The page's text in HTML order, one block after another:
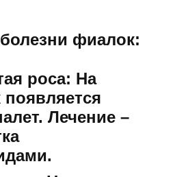
фиалок:
роса: На
появляется
Лечение –